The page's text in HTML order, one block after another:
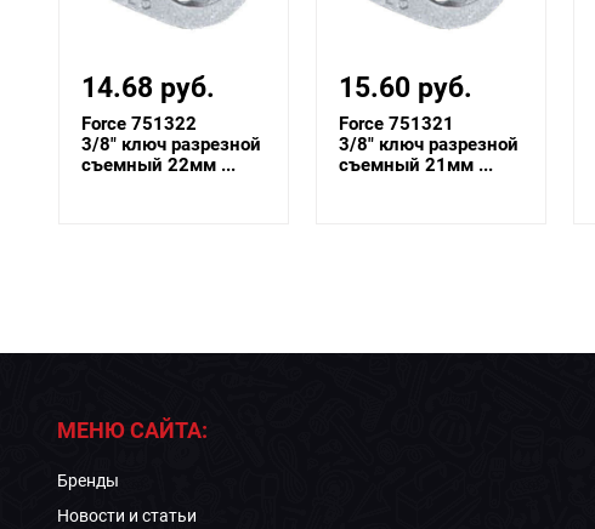
15.60 руб.
Force 751321
3/8" ключ разрезной
съемный 21мм ...
12.56 руб.
Force 751319
3/8" ключ разрезной
съемный 19мм ...
МЕНЮ САЙТА:
Бренды
Новости и статьи